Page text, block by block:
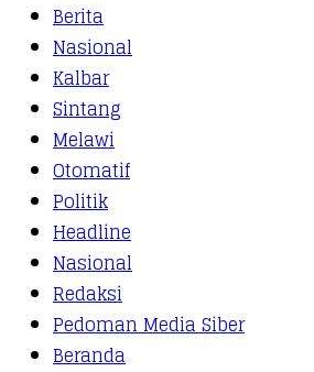
Berita
Nasional
Kalbar
Sintang
Melawi
Otomatif
Politik
Headline
Nasional
Redaksi
Pedoman Media Siber
Beranda